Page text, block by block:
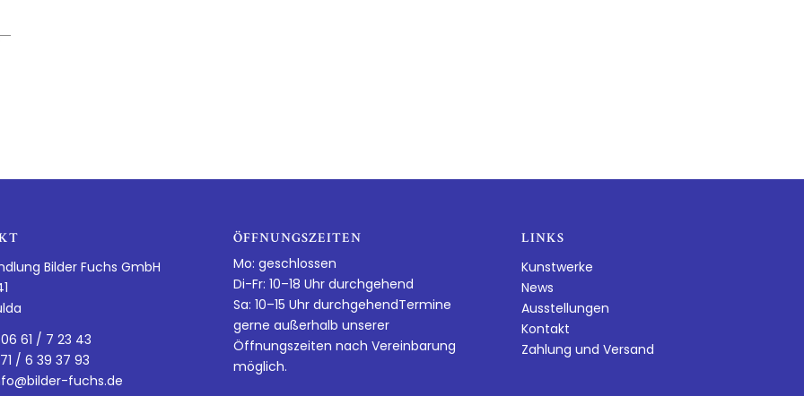
Bilder Fuchs GmbH
61 / 7 23 43
/ 6 39 37 93
fuchs.de
ÖFFNUNGSZEITEN
Mo: geschlossen
Di-Fr: 10–18 Uhr durchgehend
Sa: 10–15 Uhr durchgehendTermine
gerne außerhalb unserer
Öffnungszeiten nach Vereinbarung
möglich.
LINKS
Kunstwerke
News
Ausstellungen
Kontakt
Zahlung und Versand